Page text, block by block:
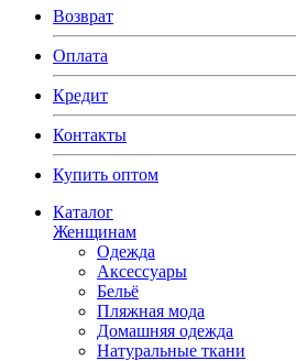
Возврат
Оплата
Кредит
Контакты
Купить оптом
Каталог
Женщинам
Одежда
Аксессуары
Бельё
Пляжная мода
Домашняя одежда
Натуральные ткани